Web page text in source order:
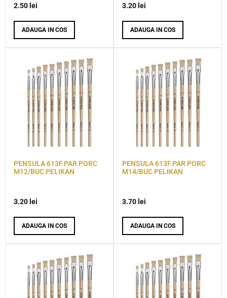
2.50 lei
ADAUGA IN COS
3.20 lei
ADAUGA IN COS
PENSULA 613F.PAR PORC
M12/BUC PELIKAN
3.20 lei
ADAUGA IN COS
PENSULA 613F.PAR PORC
M14/BUC PELIKAN
3.70 lei
ADAUGA IN COS